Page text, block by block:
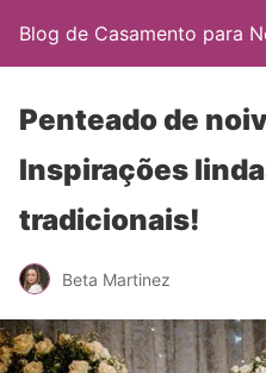
Blog de Casamento para
Penteado de
Inspirações
tradicionais!
Beta Martinez